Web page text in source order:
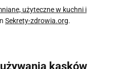
użyteczne w kuchni i
Sekrety-zdrowia.org.
kasków